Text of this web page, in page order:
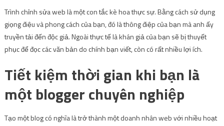
Trình chỉnh sửa web là một con tắc kè hoa thực sự. Bằng cách sử dụng
giọng điệu và phong cách của bạn, đó là thông điệp của bạn mà anh ấy
truyền tải đến độc giả. Ngoài thực tế là khán giả của bạn sẽ bị thuyết
phục để đọc các văn bản do chính bạn viết, còn có rất nhiều lợi ích.
Tiết kiệm thời gian khi bạn là
một blogger chuyên nghiệp
Tạo một blog có nghĩa là trở thành một doanh nhân web với nhiều hoạt